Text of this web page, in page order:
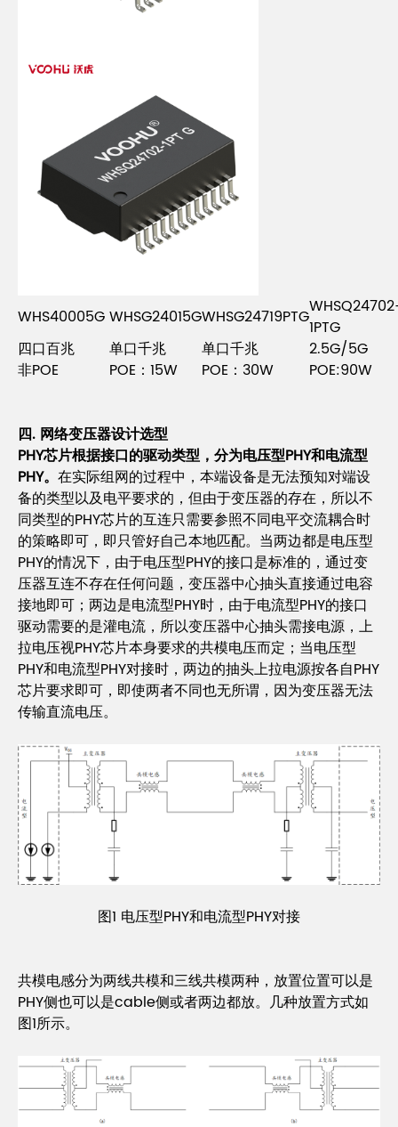
WHS40005GWHSG24015GWHSG24719PTG1PTG
四口百兆
单口千兆 单口千兆
2.5G/5G
非POE
POE： 15W POE：30W POE:90W
四. 网络变压器设计选型
PHY芯片根据接口的驱动类型，分为电压型PHY和电流型
PHY。 在实际组网的过程中，本端设备是无法预知对端设
备的类型以及电平要求的，但由于变压器的存在，所以不
同类型的PHY芯片的互连只需要参照不同电平交流耦合时
的策略即可，即只管好自己本地匹配。当两边都是电压型
PHY的情况下，由于电压型PHY的接口是标准的，通过变
压器互连不存在任何问题，变压器中心抽头直接通过电容
接地即可；两边是电流型PHY时，由于电流型PHY的接口
驱动需要的是灌电流，所以变压器中心抽头需接电源，上
拉电压视PHY芯片本身要求的共模电压而定；当电压型
PHY和电流型PHY对接时，两边的抽头上拉电源按各自PHY
芯片要求即可，即使两者不同也无所谓，因为变压器无法
传输直流电压。
图1 电压型PHY和电流型PHY对接
共模电感分为两线共模和三线共模两种，放置位置可以是
PHY侧也可以是cable侧或者两边都放。几种放置方式如
图1所示。